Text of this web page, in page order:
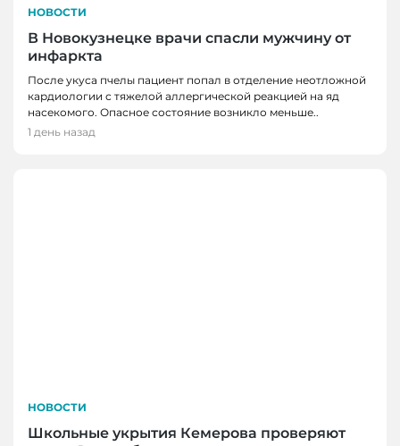
НОВОСТИ
В Новокузнецке врачи спасли мужчину от
инфаркта
После укуса пчелы пациент попал в отделение неотложной
кардиологии с тяжелой аллергической реакцией на яд
насекомого. Опасное состояние возникло меньше..
1 день назад
НОВОСТИ
Школьные укрытия Кемерова проверяют